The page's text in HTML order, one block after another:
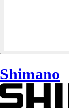
Shimano